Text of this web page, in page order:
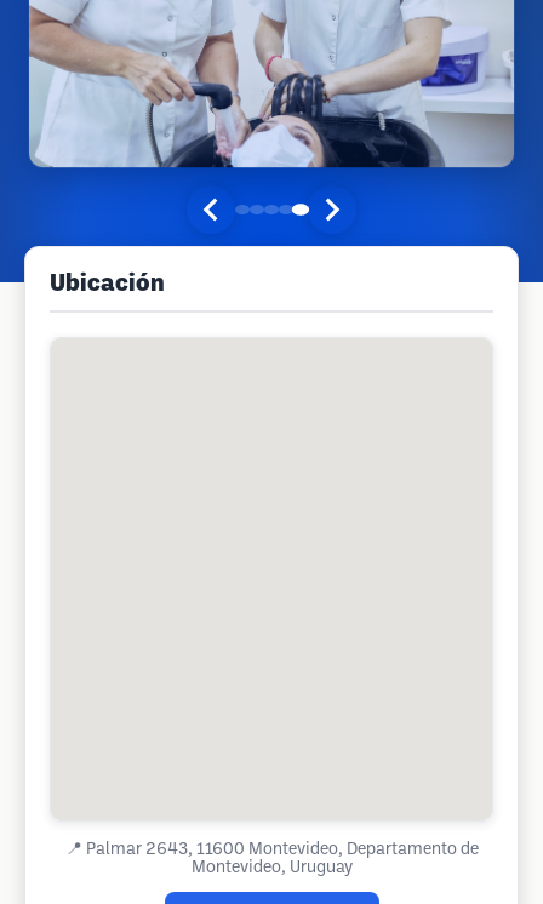
Ubicación
📍 Palmar 2643, 11600 Montevideo, Departamento de
Montevideo, Uruguay